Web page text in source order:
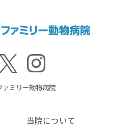
ミリー動物病院
当院について